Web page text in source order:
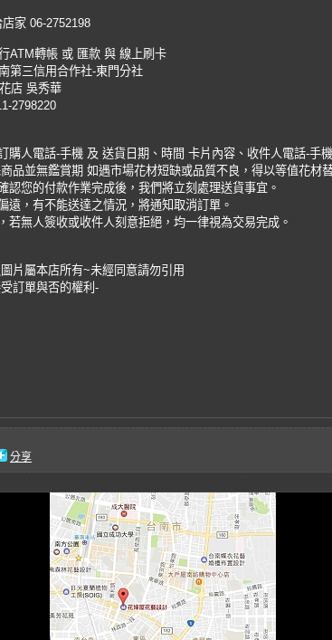
家 06-2752198
ATM轉帳 或 匯款 與 線上刷卡
第三信用合作社-東門分社
店 吳秀華
2798220
購人電話-手機 及 送貨日期、時間 卡片內容、收件人電話-手機
品並無鑑賞期 如遇市場花材短缺或品質不良，得以等值花材替
認您的付款作業完成後，我們將立刻處理送貨事宜。
遠，有不能送達之情況，將通知取消訂單。
若無人簽收或收件人刻意拒絕，均一律視為交易完成。
片屬本店所有~未經同意請勿引用
訂單與否的權利-
分享